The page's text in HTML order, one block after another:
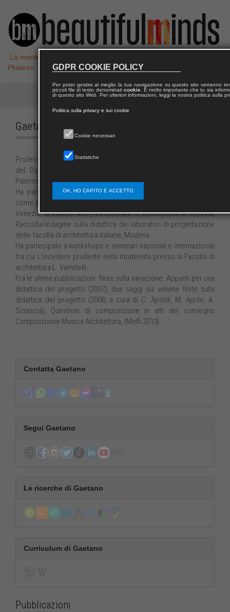
La mente non è un vaso da riempire, ma un fuoco da accendere,
Plutarco
Gaetano CUCCIA
Professore associato di Composizione architettonica e urbana
del Dipartimento di Architettura dell’Università degli Studidi
Palermo.
Ha partecipato a numerose mostre nazionali e internazionali
come la XVI Triennale di Milano; la V Biennale di Architettura di
Venezia; la mostra NEXT, VIII Biennale di Architettura di Venezia;
Raccolta/indagine sulla didattica dei laboratori di progettazione
delle facoltà di architettura italiane, Modena.
Ha partecipato a workshops e seminari nazionali e internazionali
fra cui L’incedere prudente nella modernità presso la Facoltà di
architettura L. Vanvitelli.
Fra le ultime pubblicazioni: Note sulla variazione. Appunti per una
didattica del progetto (2007); due saggi sul volume Note sulla
didattica del progetto (2008, a cura di C. Ajroldi, M. Aprile, A.
Sciascia); Questioni di composizione in atti del convegno
Composizione Musica Architettura, (Melfi 2013).
Contatta Gaetano
Segui Gaetano
Le ricerche di Gaetano
Curriculum di Gaetano
Pubblicazioni
GDPR COOKIE POLICY
Per poter gestire al meglio la tua navigazione su questo sito verranno
piccoli file di testo denominati cookie. È molto importante che tu sia
di questo sito Web. Per ulteriori informazioni, leggi la nostra politica sulla
Politica sulla privacy e sui cookie
Cookie necessari
Statistiche
OK, HO CAPITO E ACCETTO